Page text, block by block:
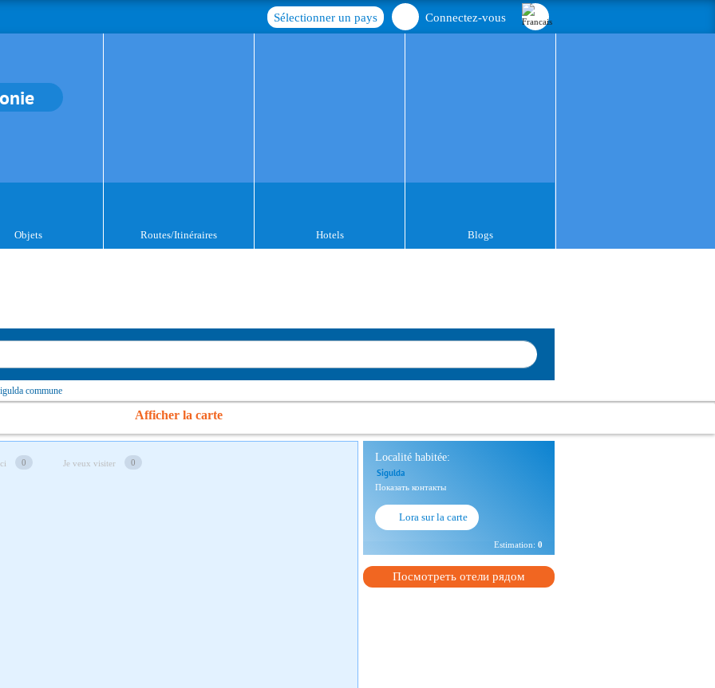
Connectez-vous
Sélectionner un pays
Objets Routes/Itinéraires Hotels Blogs
commune
Afficher la carte
0 Je veux visiter 0 Localité habitée:
Sigulda
Показать контакты
Lora sur la carte
Estimation: 0
Посмотреть отели рядом